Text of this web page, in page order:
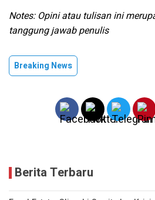
Notes: Opini atau tulisan ini
tanggung jawab penulis
Breaking News
Berita Terbaru